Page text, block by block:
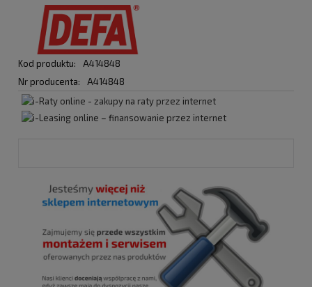
Kod produktu:
A414848
Nr producenta:
A414848